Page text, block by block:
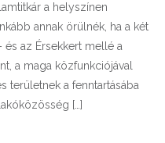
a helyszínen
annak örülnék, ha a két
és az Érsekkert mellé a
a maga közfunkciójával
területnek a fenntartásába
[…]